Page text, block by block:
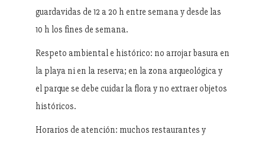
guardavidas de 12 a 20 h entre semana y desde las
10 h los fines de semana.
Respeto ambiental e histórico: no arrojar basura en
la playa ni en la reserva; en la zona arqueológica y
el parque se debe cuidar la flora y no extraer objetos
históricos.
Horarios de atención: muchos restaurantes y